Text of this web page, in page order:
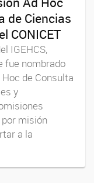
de Ciencias
CONICET
IGEHCS,
fue nombrado
de Consulta
y
misión
a la